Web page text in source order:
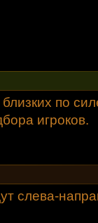
по
игроков.
слева-